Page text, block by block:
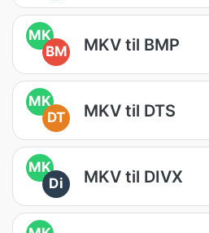
MK
BM
MKV til BMP
MK
DT
MKV til DTS
MK
Di
MKV til DIVX